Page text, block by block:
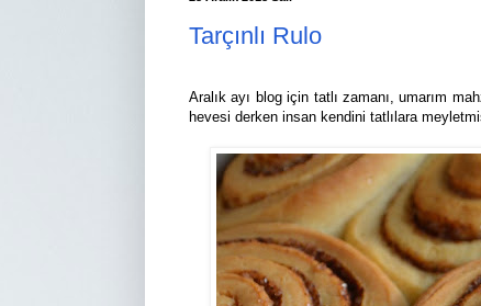
Tarçınlı Rulo
Aralık ayı blog için tatlı zamanı, umarım
hevesi derken insan kendini tatlılara